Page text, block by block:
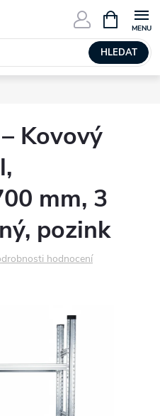
HLEDAT
NÁKUPNÍ
KOŠÍK
Kovový
mm, 3
pozink
hodnocení